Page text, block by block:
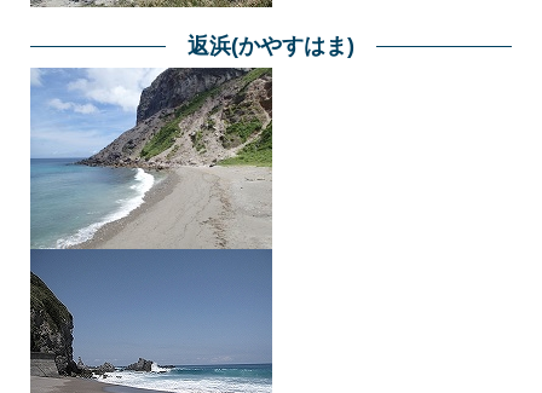
返浜(かやすはま)